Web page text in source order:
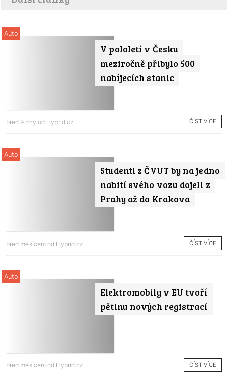
V pololetí v Česku
meziročně přibylo 500
nabíjecích stanic
Auto
před 9 dny od Hybrid.cz ČÍST VÍCE
Studenti z ČVUT by na jedno
nabití svého vozu dojeli z
Prahy až do Krakova
Auto
před měsícem od Hybrid.cz ČÍST VÍCE
Elektromobily v EU tvoří
pětinu nových registrací
Auto
před měsícem od Hybrid.cz ČÍST VÍCE